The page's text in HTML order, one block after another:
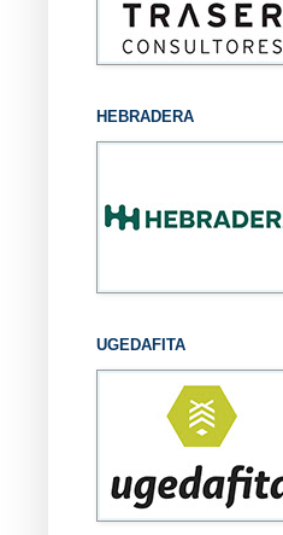
HEBRADERA
UGEDAFITA